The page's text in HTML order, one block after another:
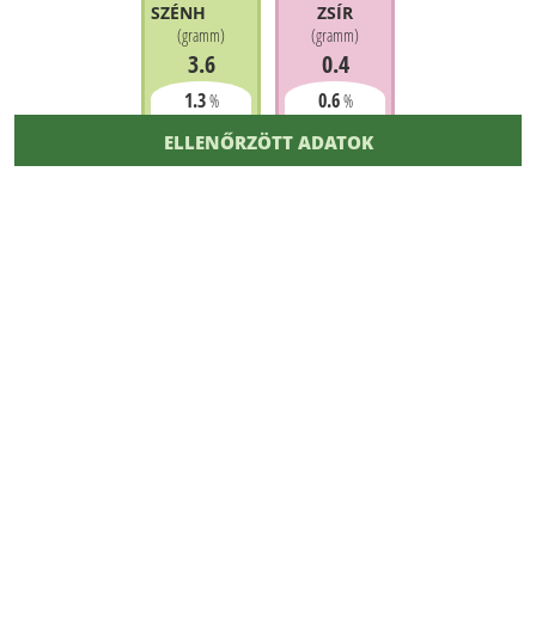
SZÉNHIDRÁT
(gramm)
3.6
1.3%
ZSÍR
(gramm)
0.4
0.6%
ELLENŐRZÖTT ADATOK